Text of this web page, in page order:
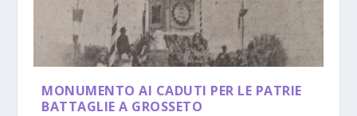
MONUMENTO AI CADUTI PER LE PATRIE
BATTAGLIE A GROSSETO